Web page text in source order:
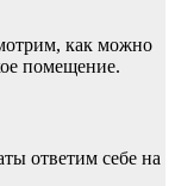
как можно
помещение.
ответим себе на